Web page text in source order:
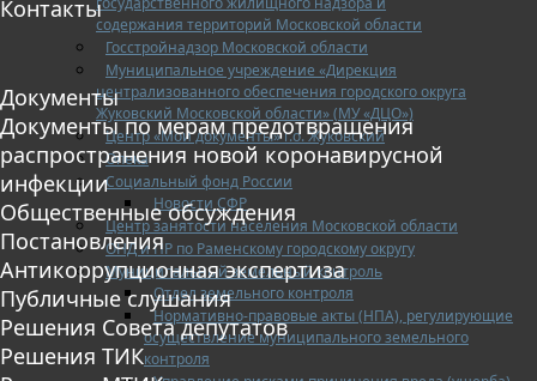
содержания территорий Московской области
Госстройнадзор Московской области
Муниципальное учреждение «Дирекция
централизованного обеспечения городского округа
Жуковский Московской области» (МУ «ДЦО»)
Центр «Мои документы» г.о. Жуковский
Опека
Социальный фонд России
Новости СФР
Центр занятости населения Московской области
ОНД и ПР по Раменскому городскому округу
Муниципальный земельный контроль
Отдел земельного контроля
Нормативно-правовые акты (НПА), регулирующие
осуществление муниципального земельного
контроля
Контакты
Документы
Документы по мерам предотвращения
распространения новой коронавирусной
инфекции
Общественные обсуждения
Постановления
Антикоррупционная экспертиза
Публичные слушания
Решения Совета депутатов
Решения ТИК